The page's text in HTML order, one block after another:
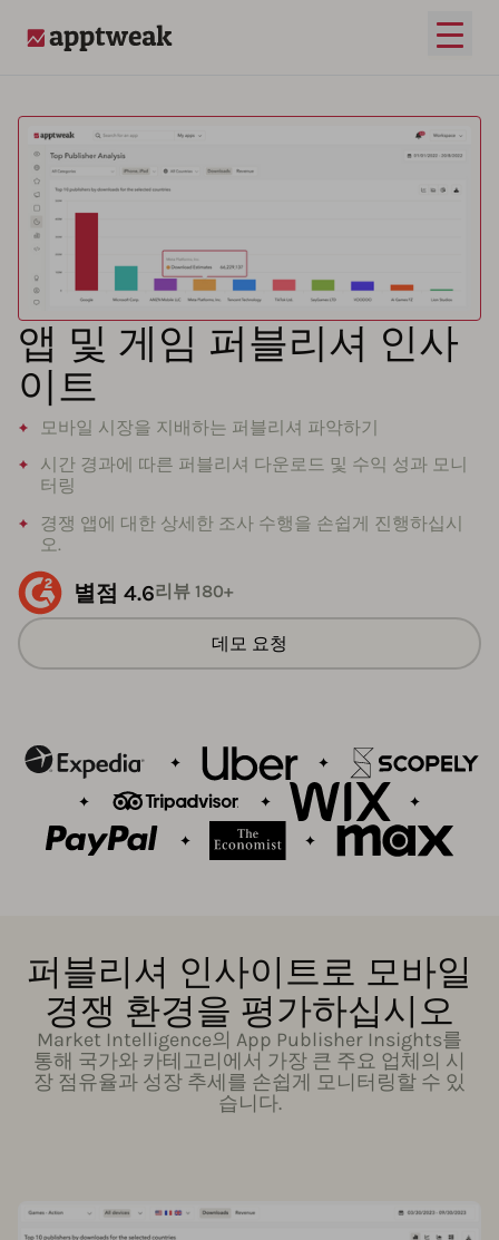
메인
앱 및 게임 퍼블리셔 인사
이트
모바일 시장을 지배하는 퍼블리셔 파악하기
시간 경과에 따른 퍼블리셔 다운로드 및 수익 성과 모니
터링
경쟁 앱에 대한 상세한 조사 수행을 손쉽게 진행하십시
오.
별점 4.6리뷰 180+
데모 요청
퍼블리셔 인사이트로 모바일
경쟁 환경을 평가하십시오
Market Intelligence의 App Publisher Insights를
통해 국가와 카테고리에서 가장 큰 주요 업체의 시
장 점유율과 성장 추세를 손쉽게 모니터링할 수 있
습니다.